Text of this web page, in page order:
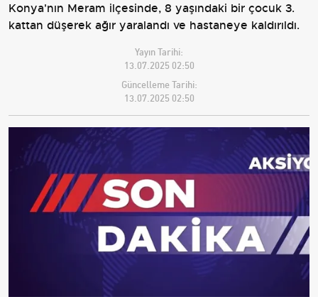
Konya'nın Meram ilçesinde, 8 yaşındaki bir çocuk 3.
kattan düşerek ağır yaralandı ve hastaneye kaldırıldı.
Yayın Tarihi:
13.07.2025 02:50
Güncelleme Tarihi:
13.07.2025 02:50